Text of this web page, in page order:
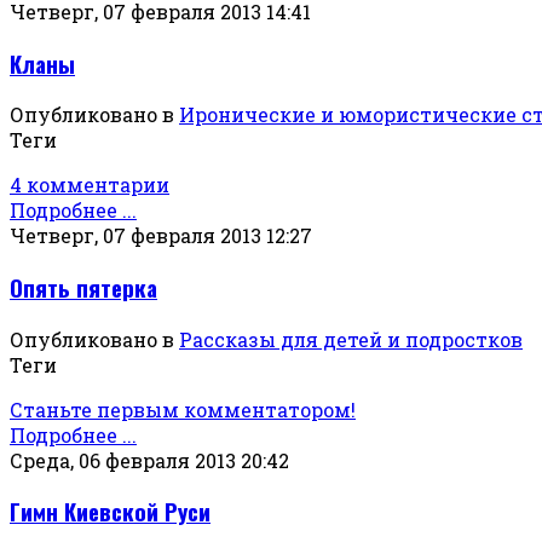
Четверг, 07 февраля 2013 14:41
Кланы
Опубликовано в Иронические и юмористические
Теги
4 комментарии
Подробнее ...
Четверг, 07 февраля 2013 12:27
Опять пятерка
Опубликовано в Рассказы для детей и подростков
Теги
Станьте первым комментатором!
Подробнее ...
Среда, 06 февраля 2013 20:42
Гимн Киевской Руси